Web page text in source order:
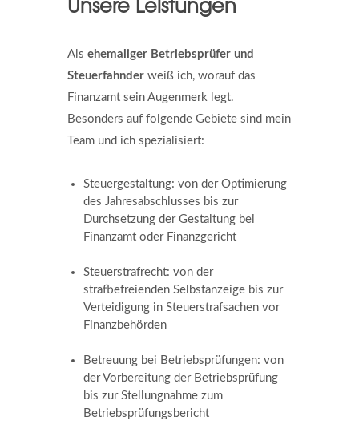
Als ehemaliger Betriebsprüfer und
Steuerfahnder weiß ich, worauf das
Finanzamt sein Augenmerk legt.
Besonders auf folgende Gebiete sind mein
Team und ich spezialisiert:
Steuergestaltung: von der Optimierung
des Jahresabschlusses bis zur
Durchsetzung der Gestaltung bei
Finanzamt oder Finanzgericht
Steuerstrafrecht: von der
strafbefreienden Selbstanzeige bis zur
Verteidigung in Steuerstrafsachen vor
Finanzbehörden
Betreuung bei Betriebsprüfungen: von
der Vorbereitung der Betriebsprüfung
bis zur Stellungnahme zum
Betriebsprüfungsbericht